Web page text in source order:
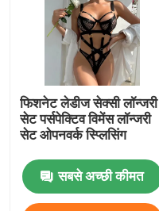
फिशनेट लेडीज सेक्सी लॉन्जरी
सेट पर्सपेक्टिव विमेंस लॉन्जरी
सेट ओपनवर्क स्प्लिसिंग
सबसे अच्छी कीमत